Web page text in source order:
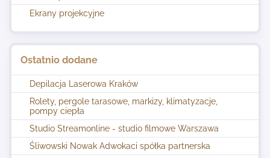
Ekrany projekcyjne
Ostatnio dodane
Depilacja Laserowa Kraków
Rolety, pergole tarasowe, markizy, klimatyzacje,
pompy ciepła
Studio Streamonline - studio filmowe Warszawa
Śliwowski Nowak Adwokaci spółka partnerska